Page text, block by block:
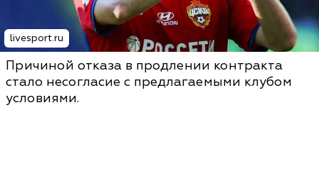
livesport.ru
Причиной отказа в продлении контракта
стало несогласие с предлагаемыми клубом
условиями.